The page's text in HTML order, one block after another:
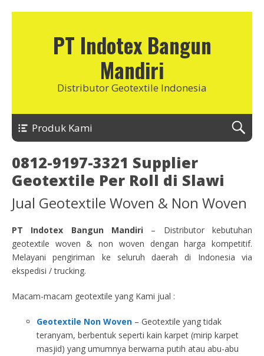
PT Indotex Bangun
Mandiri
Distributor Geotextile Indonesia
Produk Kami
0812-9197-3321 Supplier
Geotextile Per Roll di Slawi
Jual Geotextile Woven & Non Woven
PT Indotex Bangun Mandiri – Distributor kebutuhan
geotextile woven & non woven dengan harga kompetitif.
Melayani pengiriman ke seluruh daerah di Indonesia via
ekspedisi / trucking.
Macam-macam geotextile yang Kami jual :
Geotextile Non Woven – Geotextile yang tidak
teranyam, berbentuk seperti kain karpet (mirip karpet
masjid) yang umumnya berwarna putih atau abu-abu